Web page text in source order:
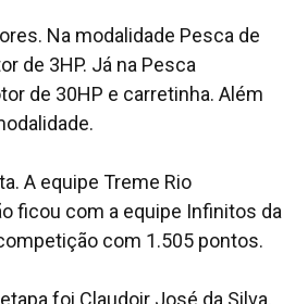
Na modalidade Pesca de
de 3HP. Já na Pesca
de 30HP e carretinha. Além
A equipe Treme Rio
ficou com a equipe Infinitos da
com 1.505 pontos.
foi Claudoir José da Silva,